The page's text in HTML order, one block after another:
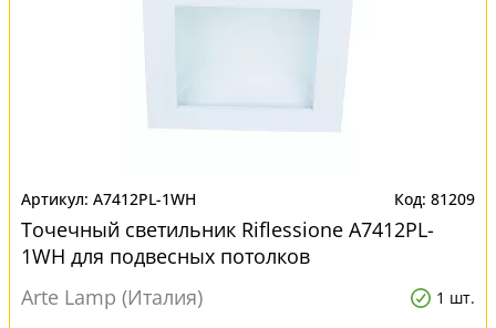
A7412PL-1WH 81209
Точечный светильник Riflessione A7412PL-
1WH для подвесных потолков
Arte Lamp (Италия)
1 шт.